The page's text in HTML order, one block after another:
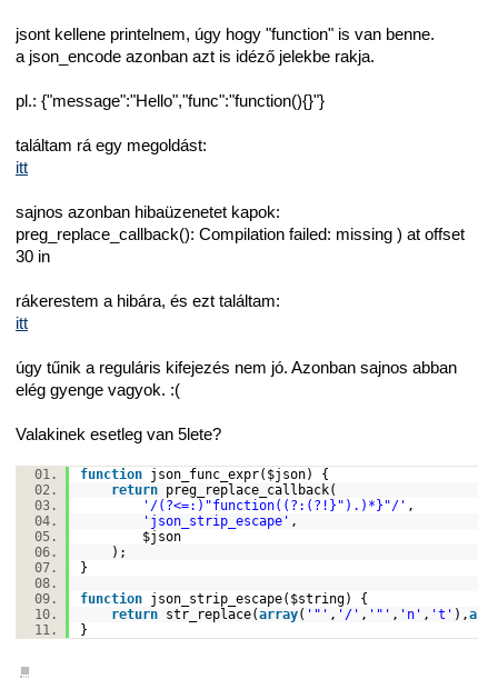
jsont kellene printelnem, úgy hogy "function" is van benne.
a json_encode azonban azt is idéző jelekbe rakja.
pl.: {"message":"Hello","func":"function(){}"}
találtam rá egy megoldást:
itt
sajnos azonban hibaüzenetet kapok:
preg_replace_callback(): Compilation failed: missing ) at offset
30 in
rákerestem a hibára, és ezt találtam:
itt
úgy tűnik a reguláris kifejezés nem jó. Azonban sajnos abban
elég gyenge vagyok. :(
Valakinek esetleg van 5lete?
function json_func_expr( $json) {
return preg_replace_callback(
'/(?<=:)"function((?:(?!}").)*}"/' ,
'json_strip_escape' ,
$json
);
}
function json_strip_escape( $string) {
return str_replace(array( '"' , '/' , '"' , 'n' , 't' ),
}
■